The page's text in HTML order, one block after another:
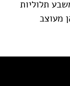
תלוליות
מעוצב